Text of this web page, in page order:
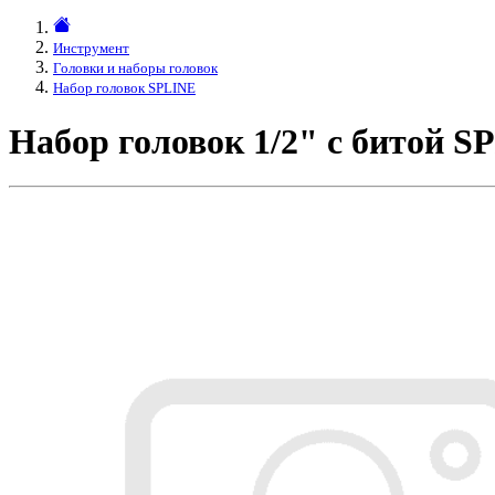
Инструмент
Головки и наборы головок
Набор головок SPLINE
Набор головок 1/2" с битой